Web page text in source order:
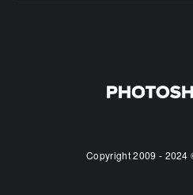
Copyright 2009 - 2024